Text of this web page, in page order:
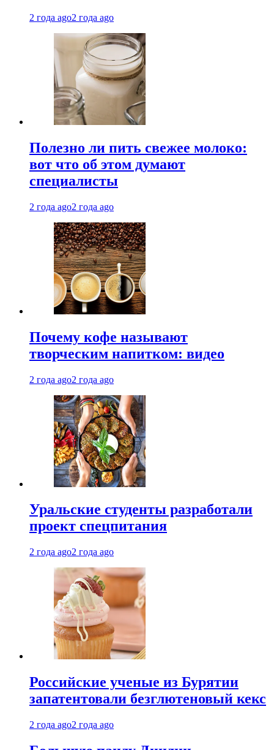
2 года ago2 года ago
Полезно ли пить свежее молоко:
вот что об этом думают
специалисты
2 года ago2 года ago
Почему кофе называют
творческим напитком: видео
2 года ago2 года ago
Уральские студенты разработали
проект спецпитания
2 года ago2 года ago
Российские ученые из Бурятии
запатентовали безглютеновый кекс
2 года ago2 года ago